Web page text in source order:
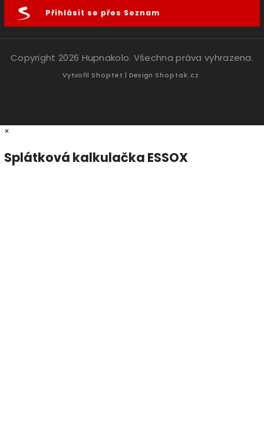
Přihlásit se přes Seznam
Copyright 2026 Hupnakolo. Všechna práva vyhrazena.
Vytvořil Shoptet | Design Shoptak.cz.
×
Splátková kalkulačka ESSOX